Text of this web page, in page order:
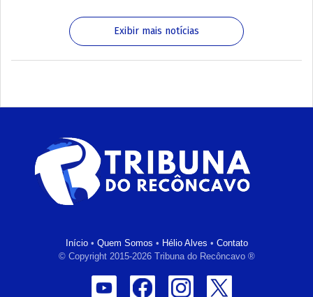
Exibir mais notícias
Início• Quem Somos • Hélio Alves • Contato
© Copyright 2015-2026 Tribuna do Recôncavo ®